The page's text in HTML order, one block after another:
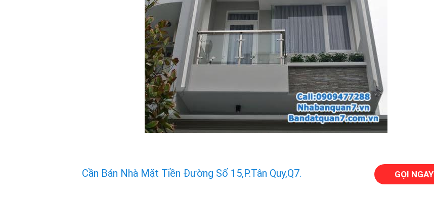
Cần Bán Nhà Mặt Tiền Đường Số 15,p.Tân Quy,Q7. GỌI NGAY